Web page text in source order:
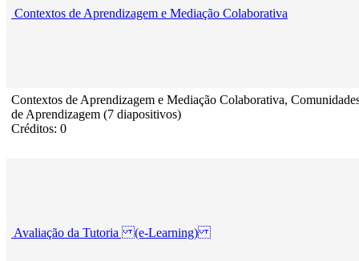
Contextos de Aprendizagem e Mediação Colaborativa
Contextos de Aprendizagem e Mediação Colaborativa,
de Aprendizagem (7 diapositivos)
Créditos: 0
Avaliação da Tutoria (e-Learning)